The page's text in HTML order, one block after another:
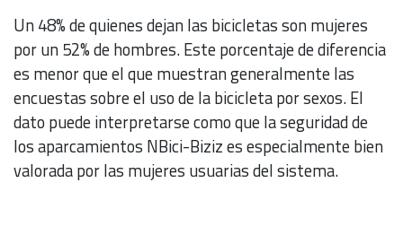
Un 48% de quienes dejan las bicicletas son mujeres
por un 52% de hombres. Este porcentaje de diferencia
es menor que el que muestran generalmente las
encuestas sobre el uso de la bicicleta por sexos. El
dato puede interpretarse como que la seguridad de
los aparcamientos NBici-Biziz es especialmente bien
valorada por las mujeres usuarias del sistema.